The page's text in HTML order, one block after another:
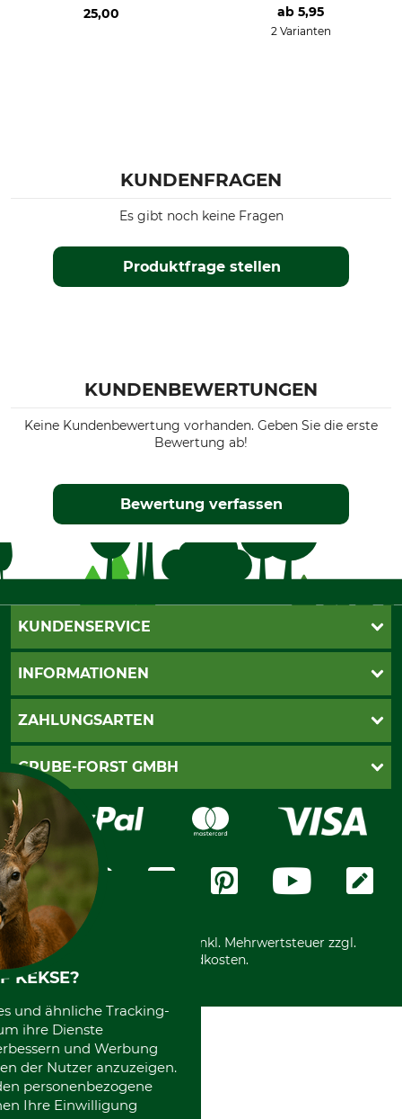
25,00
ab 5,95
2 Varianten
KUNDENFRAGEN
Produktfrage stellen
Es gibt noch keine Fragen
KUNDENBEWERTUNGEN
Keine Kundenbewertung vorhanden. Geben Sie die erste
Bewertung ab!
Bewertung verfassen
KUNDENSERVICE
Katalogbestellung
INFORMATIONEN
AGB
Bestellung widerrufen
Widerrufsrecht
Widerrufsformular
Datenschutz
Zahlungsarten
ZAHLUNGSARTEN
PayPal
Kreditkarte
Rechnung
Vorkasse
GRUBE-FORST GMBH
Karriere
Über uns
Messetermine
Community
International
*Alle Preise in Euro und inkl. Mehrwertsteuer zzgl.
Versandkosten.
KEKSE?
und ähnliche Tracking-
ihre Dienste
und Werbung
der Nutzer anzuzeigen.
personenbezogene
Ihre Einwilligung